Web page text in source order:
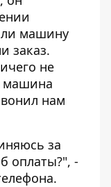
машину
заказ.
не
машина
нам
за
оплаты?", -